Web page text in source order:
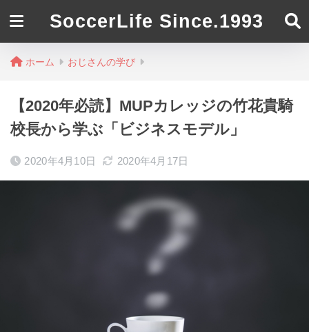
SoccerLife Since.1993
ホーム おじさんの学び
【2020年必読】MUPカレッジの竹花貴騎
校長から学ぶ「ビジネスモデル」
2020年4月10日 2020年4月17日